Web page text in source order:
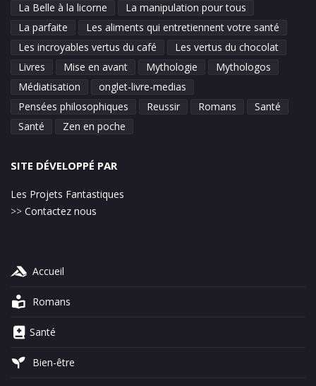
La Belle à la licorne
La manipulation pour tous
La parfaite
Les aliments qui entretiennent votre santé
Les incroyables vertus du café
Les vertus du chocolat
Livres
Mise en avant Mythologie
Mythologos
Médiatisation
onglet-livre-medias
Pensées philosophiques
Reussir Romans
Santé
Santé
Zen en poche
SITE DÉVELOPPÉ PAR
Les Projets Fantastiques
>> Contactez nous
Accueil
Romans
Santé
Bien-être